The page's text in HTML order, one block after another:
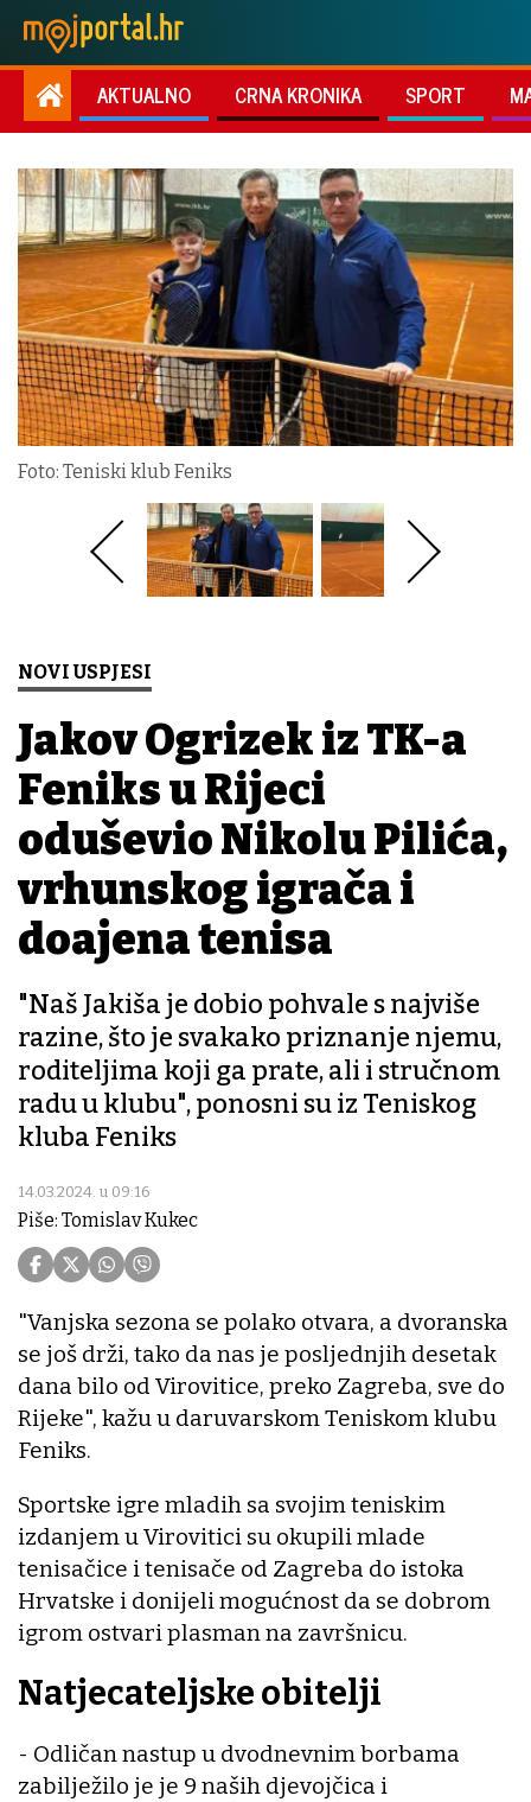
AKTUALNO CRNA KRONIKA SPORT
Foto: Teniski klub Feniks
NOVI USPJESI
Jakov Ogrizek iz TK-a
Feniks u Rijeci
oduševio Nikolu Pilića,
vrhunskog igrača i
doajena tenisa
"Naš Jakiša je dobio pohvale s najviše
razine, što je svakako priznanje njemu,
roditeljima koji ga prate, ali i stručnom
radu u klubu", ponosni su iz Teniskog
kluba Feniks
14.03.2024. u 09:16
Piše: Tomislav Kukec
"Vanjska sezona se polako otvara, a dvoranska
se još drži, tako da nas je posljednjih desetak
dana bilo od Virovitice, preko Zagreba, sve do
Rijeke", kažu u daruvarskom Teniskom klubu
Feniks.
Sportske igre mladih sa svojim teniskim
izdanjem u Virovitici su okupili mlade
tenisačice i tenisače od Zagreba do istoka
Hrvatske i donijeli mogućnost da se dobrom
igrom ostvari plasman na završnicu.
Natjecateljske obitelji
- Odličan nastup u dvodnevnim borbama
zabilježilo je je 9 naših djevojčica i